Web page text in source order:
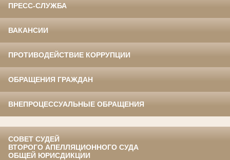
ПРЕСС-СЛУЖБА
ВАКАНСИИ
ПРОТИВОДЕЙСТВИЕ КОРРУПЦИИ
ОБРАЩЕНИЯ ГРАЖДАН
ВНЕПРОЦЕССУАЛЬНЫЕ ОБРАЩЕНИЯ
СОВЕТ СУДЕЙ
ВТОРОГО АПЕЛЛЯЦИОННОГО СУДА
ОБЩЕЙ ЮРИСДИКЦИИ